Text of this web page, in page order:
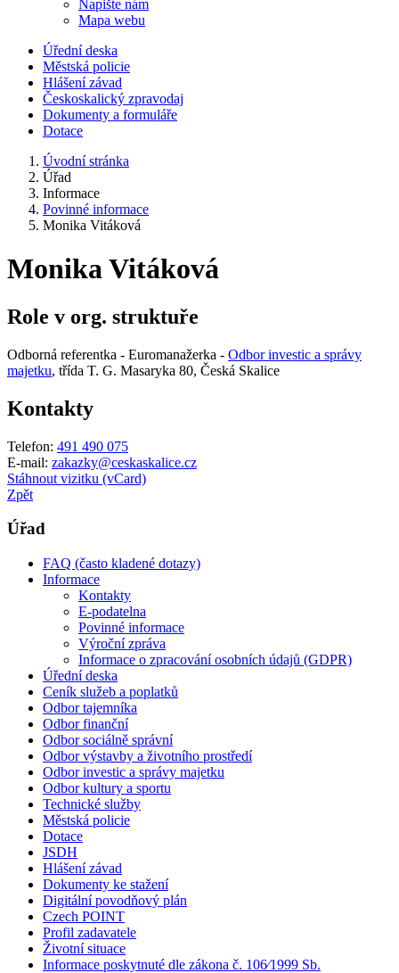
Napište nám
Mapa webu
Úřední deska
Městská policie
Hlášení závad
Českoskalický zpravodaj
Dokumenty a formuláře
Dotace
Úvodní stránka
Úřad
Informace
Povinné informace
Monika Vitáková
Monika Vitáková
Role v org. struktuře
Odborná referentka - Euromanažerka - Odbor investic a správy
majetku, třída T. G. Masaryka 80, Česká Skalice
Kontakty
Telefon: 491 490 075
E-mail: zakazky@ceskaskalice.cz
Stáhnout vizitku (vCard)
Zpět
Úřad
FAQ (často kladené dotazy)
Informace
Kontakty
E-podatelna
Povinné informace
Výroční zpráva
Informace o zpracování osobních údajů (GDPR)
Úřední deska
Ceník služeb a poplatků
Odbor tajemníka
Odbor finanční
Odbor sociálně správní
Odbor výstavby a životního prostředí
Odbor investic a správy majetku
Odbor kultury a sportu
Technické služby
Městská policie
Dotace
JSDH
Hlášení závad
Dokumenty ke stažení
Digitální povodňový plán
Czech POINT
Profil zadavatele
Životní situace
Informace poskytnuté dle zákona č. 106⁄1999 Sb.